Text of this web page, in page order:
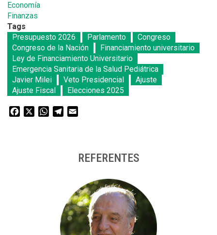
Economía
Finanzas
Tags
Presupuesto 2026
Parlamento
Congreso
Congreso de la Nación
Financiamiento universitario
Ley de Financiamiento Universitario
Emergencia Sanitaria de la Salud Pediátrica
Javier Milei
Veto Presidencial
Ajuste
Ajuste Fiscal
Elecciones 2025
Facebook WhatsAppTelegram
REFERENTES